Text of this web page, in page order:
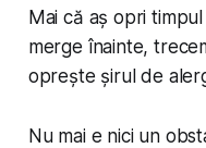
Mai că aș opri
merge înainte,
oprește șirul de
Nu mai e nici un